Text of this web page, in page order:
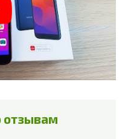
отзывам